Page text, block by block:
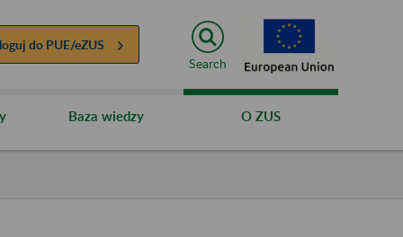
do PUE/eZUS
Search
Baza wiedzy O ZUS